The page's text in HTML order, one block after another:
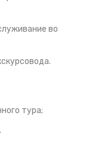
во
тура;